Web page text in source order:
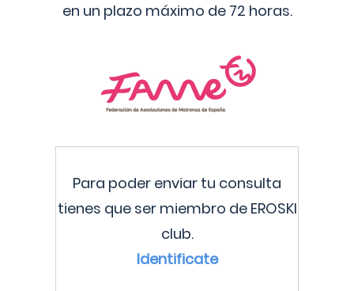
en un plazo máximo de 72 horas.
Para poder enviar tu consulta
tienes que ser miembro de EROSKI
club.
Identificate